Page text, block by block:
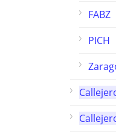
FABZ
PICH